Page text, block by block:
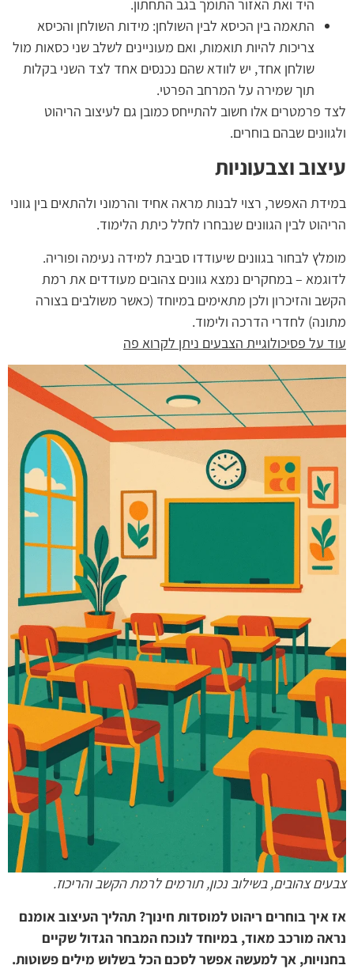
היד ואת האזור התומך בגב התחתון.
התאמה בין הכיסא לבין השולחן: מידות השולחן והכיסא
צריכות להיות תואמות, ואם מעוניינים לשלב שני כסאות מול
שולחן אחד, יש לוודא שהם נכנסים אחד לצד השני בקלות
תוך שמירה על המרחב הפרטי.
לצד פרמטרים אלו חשוב להתייחס כמובן גם לעיצוב הריהוט
ולגוונים שבהם בוחרים.
עיצוב וצבעוניות
במידת האפשר, רצוי לבנות מראה אחיד והרמוני ולהתאים בין גווני
הריהוט לבין הגוונים שנבחרו לחלל כיתת הלימוד.
מומלץ לבחור בגוונים שיעודדו סביבת למידה נעימה ופוריה.
לדוגמא – במחקרים נמצא גוונים צהובים מעודדים את רמת
הקשב והזיכרון ולכן מתאימים במיוחד (כאשר משולבים בצורה
מתונה) לחדרי הדרכה ולימוד.
עוד על פסיכולוגיית הצבעים ניתן לקרוא פה
צבעים צהובים, בשילוב נכון, תורמים לרמת הקשב והריכוז.
אז איך בוחרים ריהוט למוסדות חינוך? תהליך העיצוב אומנם
נראה מורכב מאוד, במיוחד לנוכח המבחר הגדול שקיים
בחנויות, אך למעשה אפשר לסכם הכל בשלוש מילים פשוטות.